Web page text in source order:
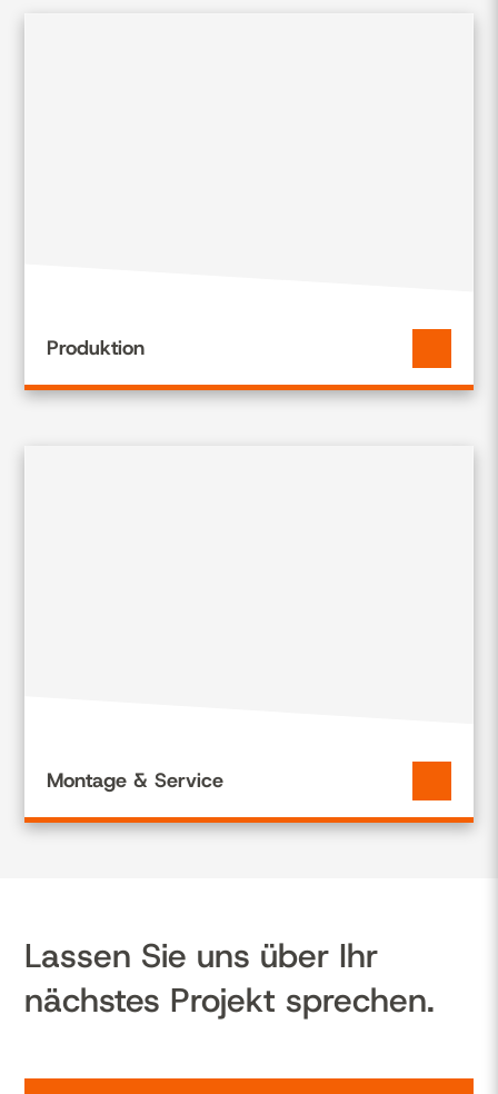
Produktion
Montage & Service
Lassen Sie uns über Ihr
nächstes Projekt sprechen.